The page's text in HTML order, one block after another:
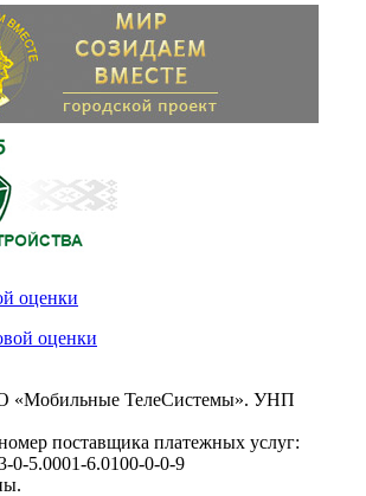
оценки
«Мобильные ТелеСистемы». УНП
поставщика платежных услуг:
0-5.0001-6.0100-0-0-9